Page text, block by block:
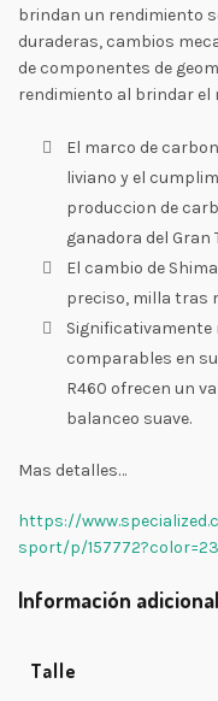
brindan un rendimiento
duraderas, cambios
de componentes de
rendimiento al brindar el
El marco de
liviano y el
produccion de
ganadora del Gran
El cambio de
preciso, milla tras
Significativamente
comparables en
R460 ofrecen un
balanceo suave.
Mas detalles…
https://
sport/p/
Información adicional
Talle